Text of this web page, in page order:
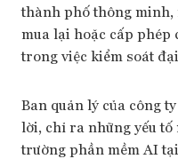
thành phố thông
mua lại hoặc cấp phép
trong việc kiểm soát
Ban quản lý của công
lời, chỉ ra những yếu
trường phần mềm AI